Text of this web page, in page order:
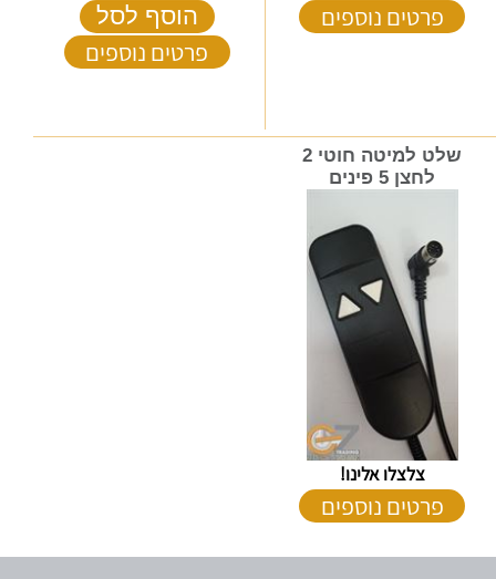
פרטים נוספים הוסף לסל
פרטים נוספים
שלט למיטה חוטי 2
לחצן 5 פינים
צלצלו אלינו!
פרטים נוספים